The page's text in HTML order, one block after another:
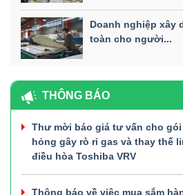
Doanh nghiệp xây
toàn cho người...
THÔNG BÁO
Thư mời báo giá tư vấn cho
hỏng gây rò rỉ gas và thay thế
điều hòa Toshiba VRV
Thông báo về việc mua sắm